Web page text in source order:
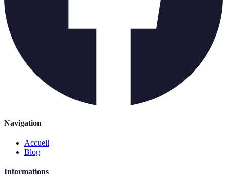
Navigation
Accueil
Blog
Informations